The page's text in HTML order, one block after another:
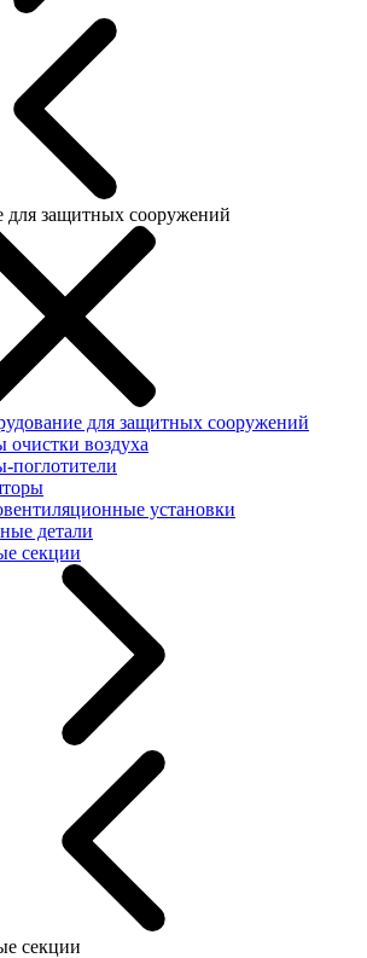
для защитных сооружений
для защитных сооружений
очистки воздуха
поглотители
установки
детали
секции
секции